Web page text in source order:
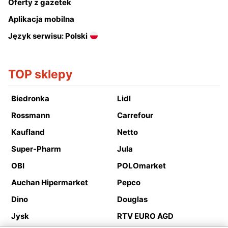
Oferty z gazetek
Aplikacja mobilna
Język serwisu: Polski
TOP sklepy
Biedronka
Lidl
Rossmann
Carrefour
Kaufland
Netto
Super-Pharm
Jula
OBI
POLOmarket
Auchan Hipermarket
Pepco
Dino
Douglas
Jysk
RTV EURO AGD